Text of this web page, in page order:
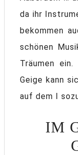
da ihr
bekommen
schönen
Träumen
Geige kann
auf dem I
IM